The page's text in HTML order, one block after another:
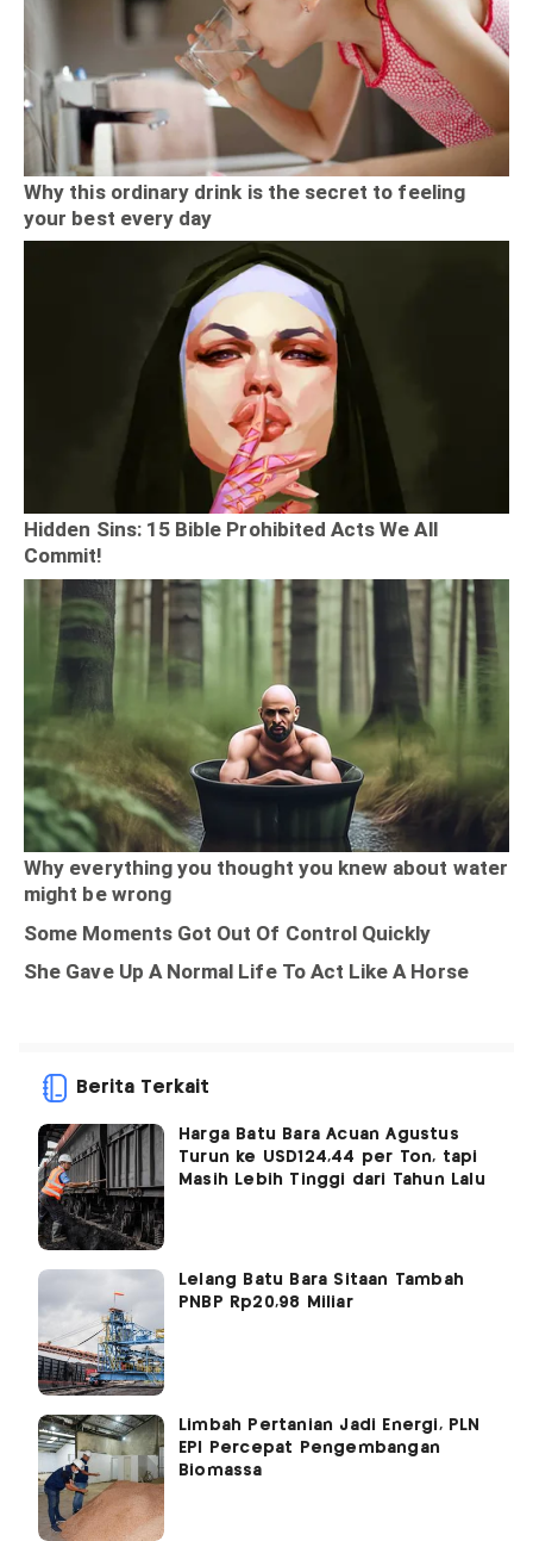
Berita Terkait
Harga Batu Bara Acuan Agustus
Turun ke USD124,44 per Ton, tapi
Masih Lebih Tinggi dari Tahun Lalu
Lelang Batu Bara Sitaan Tambah
PNBP Rp20,98 Miliar
Limbah Pertanian Jadi Energi, PLN
EPI Percepat Pengembangan
Biomassa